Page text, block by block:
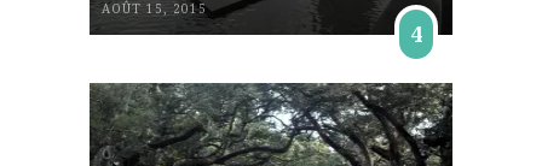
AOÛT 15, 2015
4